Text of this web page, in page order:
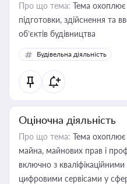
Про що тема: Тема охоплює
підготовки, здійснення та
об’єктів будівництва
Будівельна діяльність
Оціночна діяльність
Про що тема: Тема охоплює
майна, майнових прав і
включно з
цифровими сервісами у